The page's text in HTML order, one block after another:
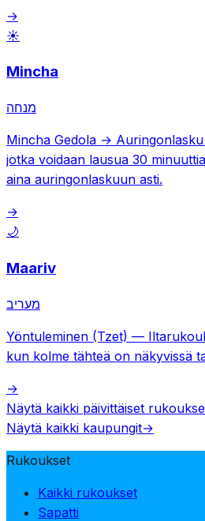
→
☀️
Mincha
מנחה
Mincha Gedola → Auringonlasku
jotka voidaan lausua 30
aina auringonlaskuun asti.
→
🌙
Maariv
מעריב
Yöntuleminen (Tzet) —
kun kolme tähteä on näkyvissä
→
Näytä kaikki päivittäiset
Näytä kaikki kaupungit→
Rukoukset
Kaikki rukoukset
Sapatti